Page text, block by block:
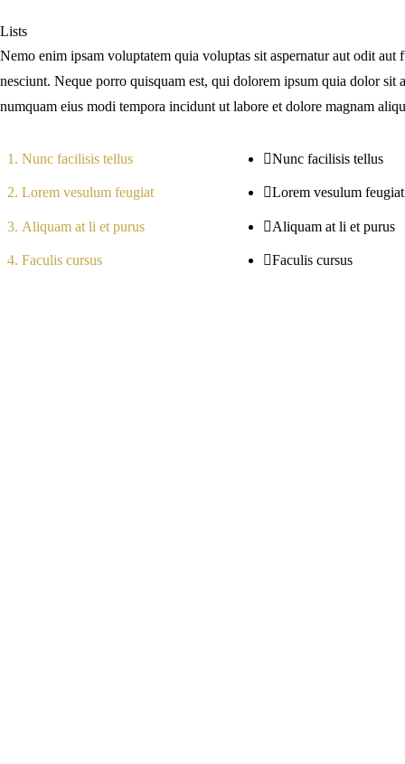
Lists
Nemo enim ipsam voluptatem quia voluptas sit aspernatur aut odit aut
nesciunt. Neque porro quisquam est, qui dolorem ipsum quia dolor sit
numquam eius modi tempora incidunt ut labore et dolore magnam
Nunc facilisis tellus
Lorem vesulum feugiat
Aliquam at li et purus
Faculis cursus
Nunc facilisis tellus
Lorem vesulum feugiat
Aliquam at li et purus
Faculis cursus